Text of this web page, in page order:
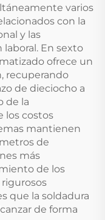
varios
con la
y las
En sexto
ofrece un
recuperando
de dieciocho a
de la
los costos
mantienen
de
más
de los
que la soldadura
de forma